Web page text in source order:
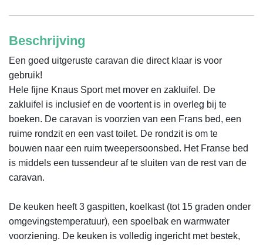
Beschrijving
Een goed uitgeruste caravan die direct klaar is voor
gebruik!
Hele fijne Knaus Sport met mover en zakluifel. De
zakluifel is inclusief en de voortent is in overleg bij te
boeken. De caravan is voorzien van een Frans bed, een
ruime rondzit en een vast toilet. De rondzit is om te
bouwen naar een ruim tweepersoonsbed. Het Franse bed
is middels een tussendeur af te sluiten van de rest van de
caravan.
De keuken heeft 3 gaspitten, koelkast (tot 15 graden onder
omgevingstemperatuur), een spoelbak en warmwater
voorziening. De keuken is volledig ingericht met bestek,